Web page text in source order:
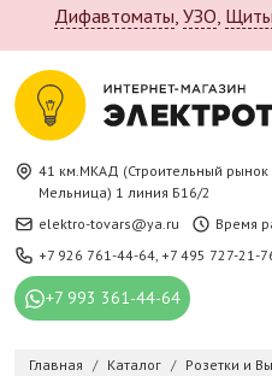
Дифавтоматы, УЗО, Щиты
41 км.МКАД (Строительный рынок
Мельница) 1 линия Б16/2
elektro-tovars@ya.ru
Время
+7 926 761-44-64, +7 495 727-21-
+7 993 361-44-64
Главная Каталог
Розетки и